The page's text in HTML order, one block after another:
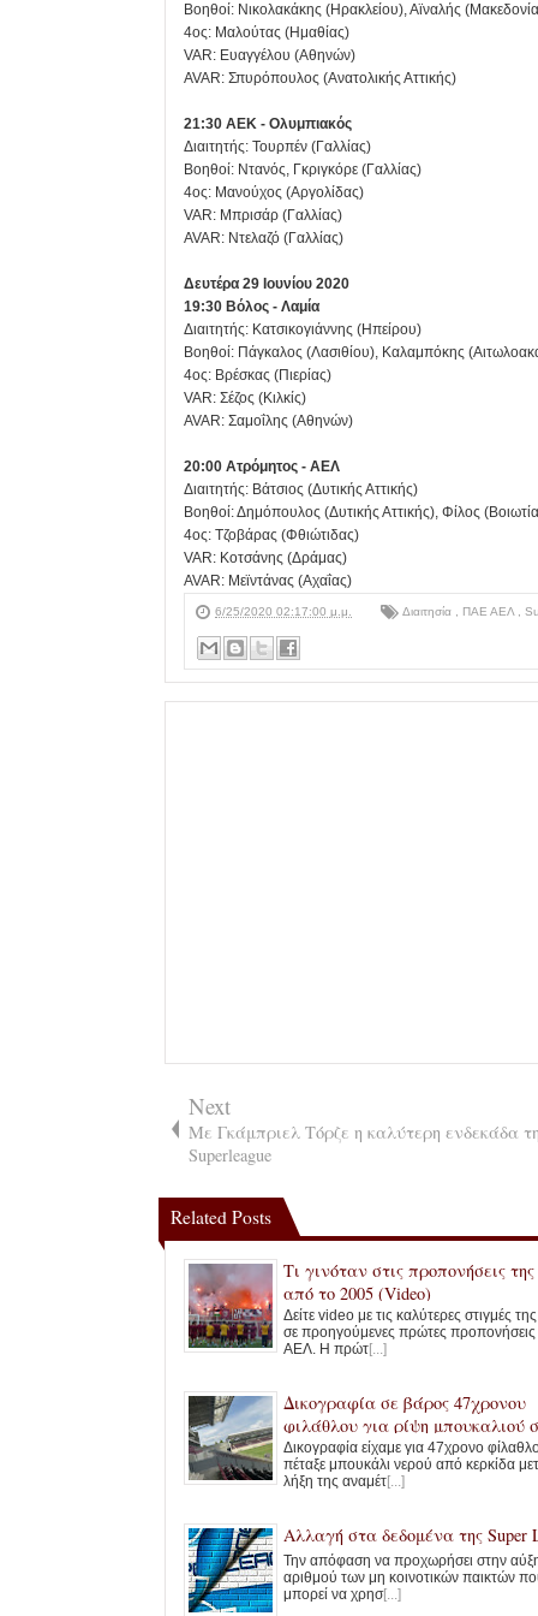
Βοηθοί: Νικολακάκης (Ηρακλείου), Αϊναλής
4ος: Μαλούτας (Ημαθίας)
VAR: Ευαγγέλου (Αθηνών)
AVAR: Σπυρόπουλος (Ανατολικής Αττικής)
21:30 ΑΕΚ - Ολυμπιακός
Διαιτητής: Τουρπέν (Γαλλίας)
Βοηθοί: Ντανός, Γκριγκόρε (Γαλλίας)
4ος: Μανούχος (Αργολίδας)
VAR: Μπρισάρ (Γαλλίας)
AVAR: Ντελαζό (Γαλλίας)
Δευτέρα 29 Ιουνίου 2020
19:30 Βόλος - Λαμία
Διαιτητής: Κατσικογιάννης (Ηπείρου)
Βοηθοί: Πάγκαλος (Λασιθίου), Καλαμπόκης
4ος: Βρέσκας (Πιερίας)
VAR: Σέζος (Κιλκίς)
AVAR: Σαμοΐλης (Αθηνών)
20:00 Ατρόμητος - ΑΕΛ
Διαιτητής: Βάτσιος (Δυτικής Αττικής)
Βοηθοί: Δημόπουλος (Δυτικής Αττικής), Φίλος
4ος: Τζοβάρας (Φθιώτιδας)
VAR: Κοτσάνης (Δράμας)
AVAR: Μεϊντάνας (Αχαΐας)
6/25/2020 02:17:00 μ.μ. Διαιτησία ΠΑΕ ΑΕΛ
Next
Με Γκάμπριελ Τόρζε η καλύτερη ενδεκάδα
Superleague
Related Posts
Τι γινόταν στις προπονήσεις
από το 2005 (Video)
Δείτε video με τις καλύτερες στιγμές
σε προηγούμενες πρώτες προπονήσεις
ΑΕΛ. Η πρώτ[...]
Δικογραφία σε βάρος 47χρονου
φιλάθλου για ρίψη μπουκαλιού
AEL FC Arena
Δικογραφία είχαμε για 47χρονο
πέταξε μπουκάλι νερού από κερκίδα
λήξη της αναμέτ[...]
Αλλαγή στα δεδομένα της Super
Την απόφαση να προχωρήσει στην
αριθμού των μη κοινοτικών παικτών
μπορεί να χρησ[...]